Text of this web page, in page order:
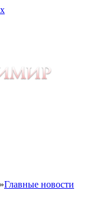
»Главные новости